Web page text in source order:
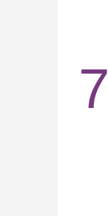
7